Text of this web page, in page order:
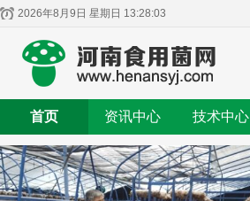
2026年8月9日 星期日 13:28:04
首页 资讯中心 技术中心